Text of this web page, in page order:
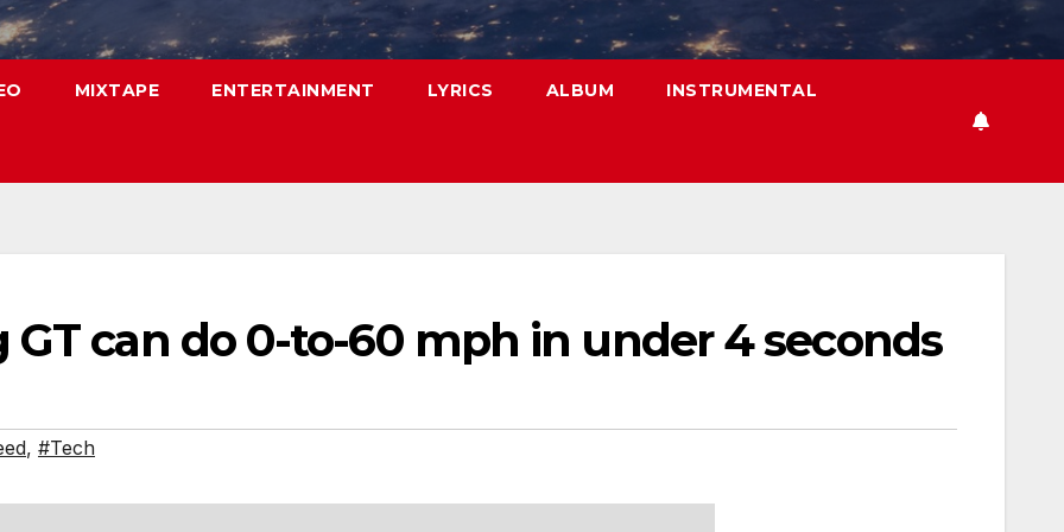
MIXTAPE ENTERTAINMENT LYRICS ALBUM INSTRUMENTAL
GT can do 0-to-60 mph in under 4 seconds
, #Tech